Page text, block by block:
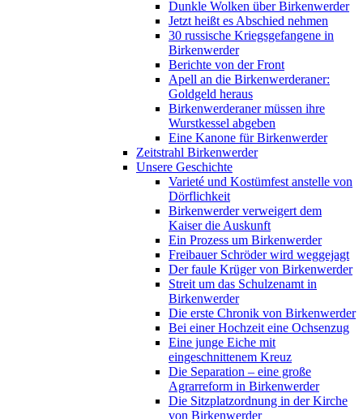
Dunkle Wolken über Birkenwerder
Jetzt heißt es Abschied nehmen
30 russische Kriegsgefangene in
Birkenwerder
Berichte von der Front
Apell an die Birkenwerderaner:
Goldgeld heraus
Birkenwerderaner müssen ihre
Wurstkessel abgeben
Eine Kanone für Birkenwerder
Zeitstrahl Birkenwerder
Unsere Geschichte
Varieté und Kostümfest anstelle von
Dörflichkeit
Birkenwerder verweigert dem
Kaiser die Auskunft
Ein Prozess um Birkenwerder
Freibauer Schröder wird weggejagt
Der faule Krüger von Birkenwerder
Streit um das Schulzenamt in
Birkenwerder
Die erste Chronik von Birkenwerder
Bei einer Hochzeit eine Ochsenzug
Eine junge Eiche mit
eingeschnittenem Kreuz
Die Separation – eine große
Agrarreform in Birkenwerder
Die Sitzplatzordnung in der Kirche
von Birkenwerder